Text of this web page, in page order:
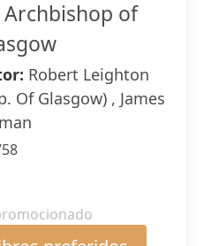
Archbishop of
Robert Leighton
Of Glasgow) , James